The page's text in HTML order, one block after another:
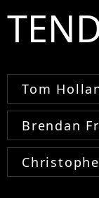
Tom
Brendan